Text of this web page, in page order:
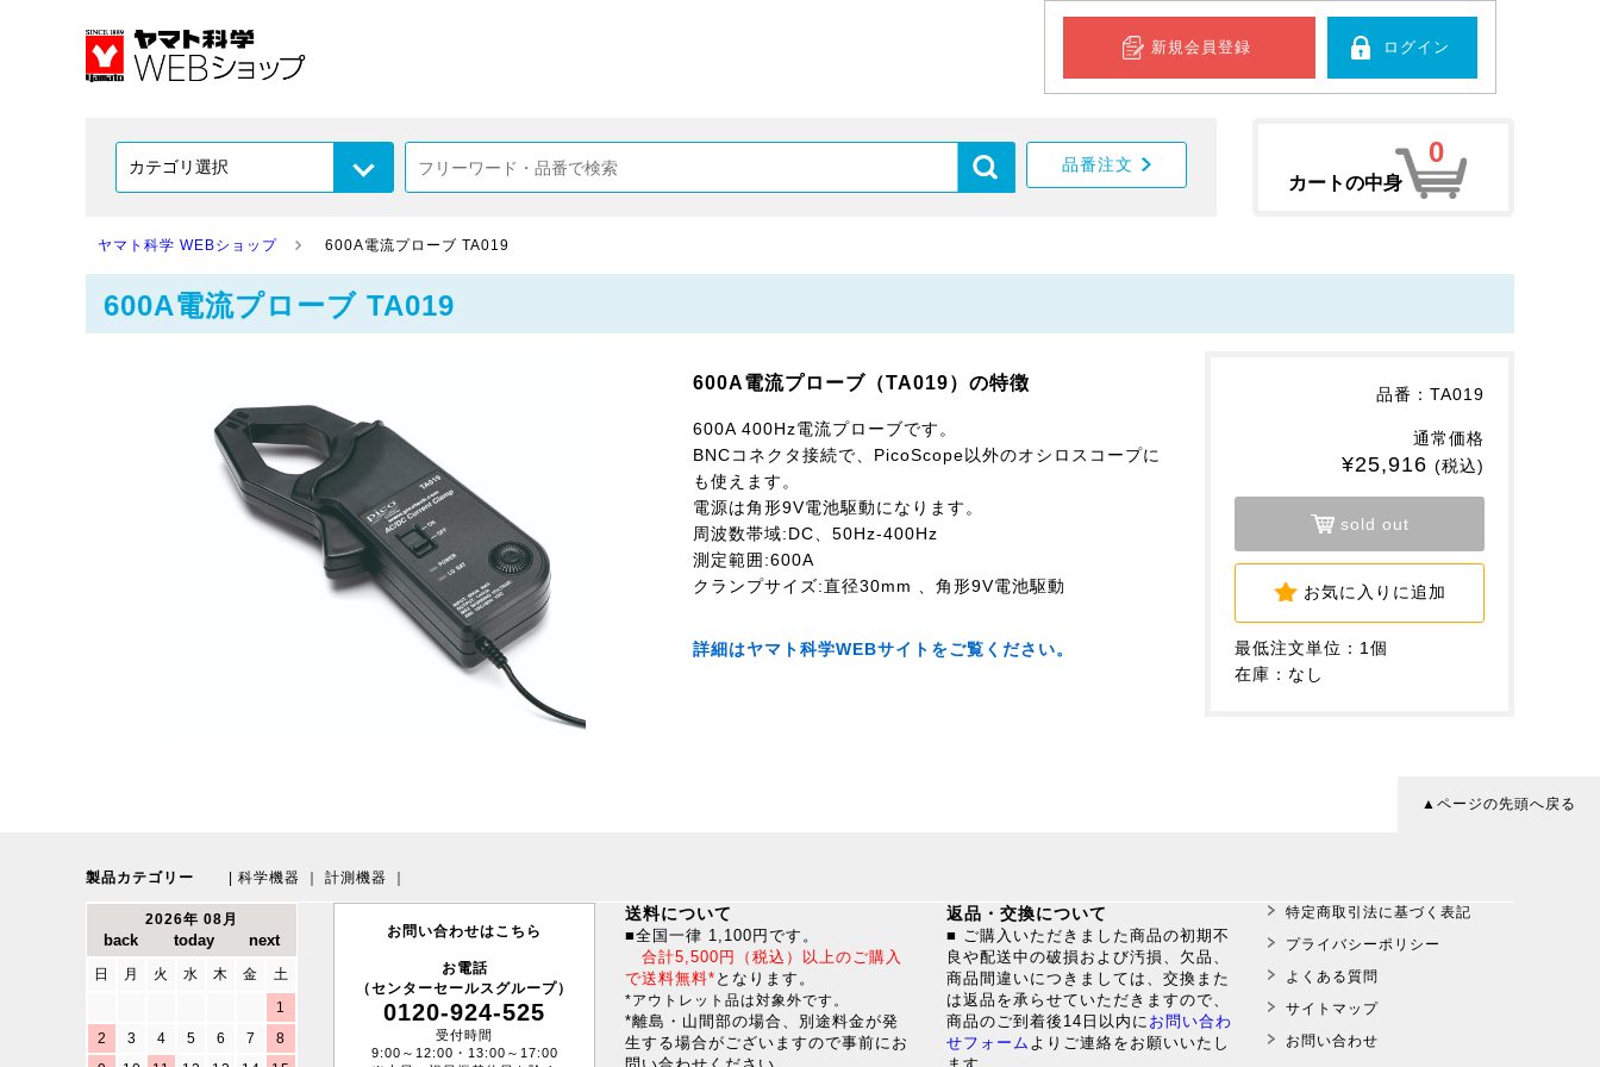
新規会員登録 ログイン
品番注文
カートの中身
0
ヤマト科学 WEBショップ 600A電流プローブ TA019
600A電流プローブ TA019
品番：TA019
通常価格
¥25,916 (税込)
sold out
お気に入りに追加
最低注文単位：1個
在庫：なし
600A電流プローブ（TA019）の特徴
600A 400Hz電流プローブです。
BNCコネクタ接続で、PicoScope以外のオシロスコープに
も使えます。
電源は角形9V電池駆動になります。
周波数帯域:DC、50Hz-400Hz
測定範囲:600A
クランプサイズ:直径30mm 、角形9V電池駆動
詳細はヤマト科学WEBサイトをご覧ください。
▲ページの先頭へ戻る
製品カテゴリー 科学機器 計測機器
2026年 08月
日 月 火 水 木 金
土
1
2
3 4 5 6 7
8
お問い合わせはこちら
お電話
（センターセールスグループ）
0120-924-525
受付時間
9:00～12:00・13:00～17:00
送料について
■全国一律 1,100円です。
合計5,500円（税込）以上のご購入
で送料無料* となります。
*アウトレット品は対象外です。
*離島・山間部の場合、別途料金が発
生する場合がございますので事前にお
返品・交換について
■ ご購入いただきました商品の初期不
良や配送中の破損および汚損、欠品、
商品間違いにつきましては、交換また
は返品を承らせていただきますので、
商品のご到着後14日以内に お問い合わ
せフォーム よりご連絡をお願いいたし
特定商取引法に基づく表記
プライバシーポリシー
よくある質問
サイトマップ
お問い合わせ